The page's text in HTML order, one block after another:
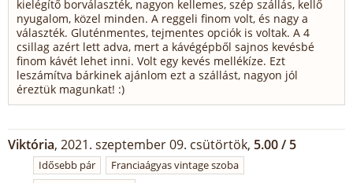
kielégítő borválaszték, nagyon kellemes, szép szállás, kellő
nyugalom, közel minden. A reggeli finom volt, és nagy a
választék. Gluténmentes, tejmentes opciók is voltak. A 4
csillag azért lett adva, mert a kávégépből sajnos kevésbé
finom kávét lehet inni. Volt egy kevés mellékíze. Ezt
leszámítva bárkinek ajánlom ezt a szállást, nagyon jól
éreztük magunkat! :)
Viktória, 2021. szeptember 09. csütörtök, 5.00 / 5
Idősebb pár
Franciaágyas vintage szoba